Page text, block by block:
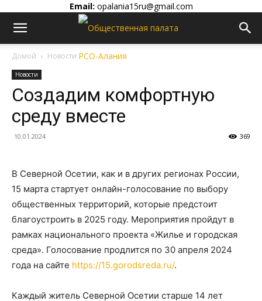
Email: opalania15ru@gmail.com
Домой Новости
Новости
Создадим комфортную
среду вместе
10.01.2024 369
В Северной Осетии, как и в других регионах России,
15 марта стартует онлайн-голосование по выбору
общественных территорий, которые предстоит
благоустроить в 2025 году. Мероприятия пройдут в
рамках национального проекта «Жилье и городская
среда». Голосование продлится по 30 апреля 2024
года на сайте https://15.gorodsreda.ru/.
Каждый житель Северной Осетии старше 14 лет